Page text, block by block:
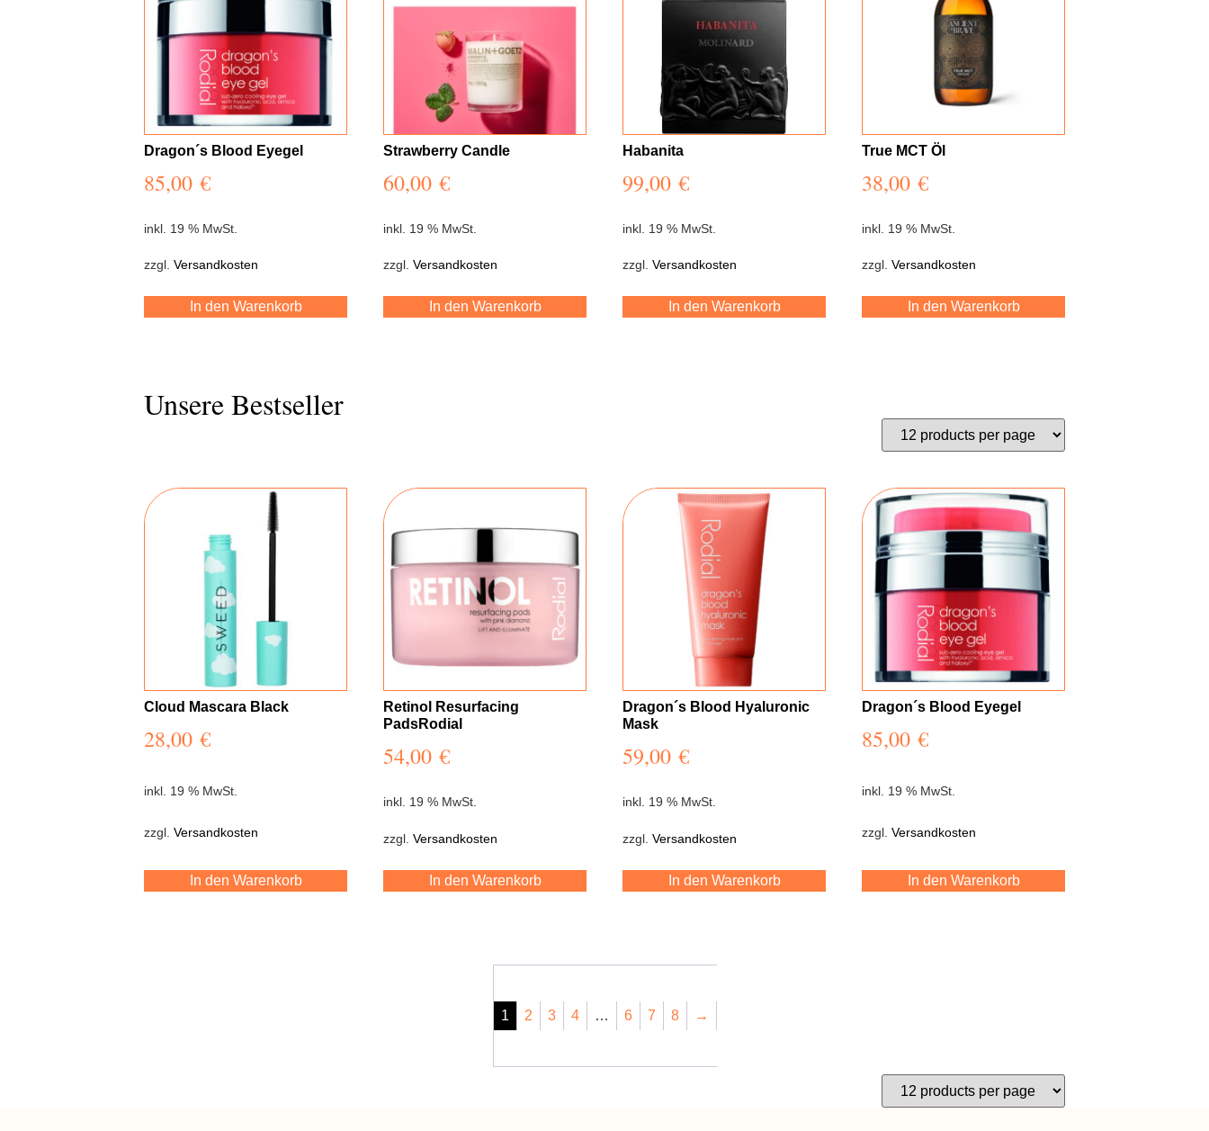
Dragon´s Blood Eyegel
85,00 €
inkl. 19 % MwSt.
zzgl. Versandkosten
In den Warenkorb
Strawberry Candle
60,00 €
inkl. 19 % MwSt.
zzgl. Versandkosten
In den Warenkorb
Habanita
99,00 €
inkl. 19 % MwSt.
zzgl. Versandkosten
In den Warenkorb
True MCT Öl
38,00 €
inkl. 19 % MwSt.
zzgl. Versandkosten
In den Warenkorb
Unsere Bestseller
Cloud Mascara Black
28,00 €
inkl. 19 % MwSt.
zzgl. Versandkosten
In den Warenkorb
Retinol Resurfacing
PadsRodial
54,00 €
inkl. 19 % MwSt.
zzgl. Versandkosten
In den Warenkorb
Dragon´s Blood Hyaluronic
Mask
59,00 €
inkl. 19 % MwSt.
zzgl. Versandkosten
In den Warenkorb
Dragon´s Blood Eyegel
85,00 €
inkl. 19 % MwSt.
zzgl. Versandkosten
In den Warenkorb
1 2 3 4 … 6 7 8 →